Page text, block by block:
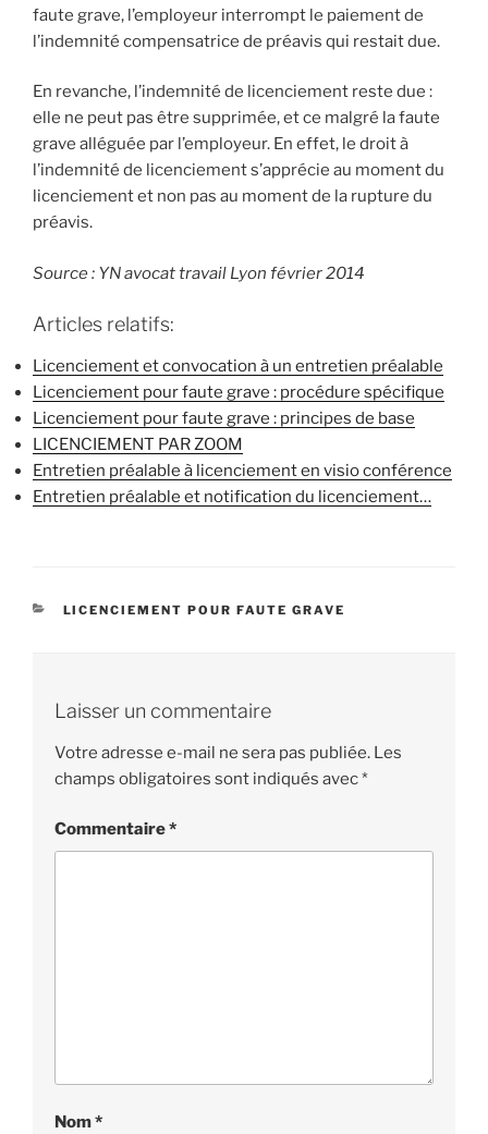
faute grave, l’employeur interrompt le paiement de
l’indemnité compensatrice de préavis qui restait due.
En revanche, l’indemnité de licenciement reste due :
elle ne peut pas être supprimée, et ce malgré la faute
grave alléguée par l’employeur. En effet, le droit à
l’indemnité de licenciement s’apprécie au moment du
licenciement et non pas au moment de la rupture du
préavis.
Source : YN avocat travail Lyon février 2014
Articles relatifs:
Licenciement et convocation à un entretien préalable
Licenciement pour faute grave : procédure spécifique
Licenciement pour faute grave : principes de base
LICENCIEMENT PAR ZOOM
Entretien préalable à licenciement en visio conférence
Entretien préalable et notification du licenciement…
CATÉGORIES
LICENCIEMENT POUR FAUTE GRAVE
Laisser un commentaire
Votre adresse e-mail ne sera pas publiée. Les
champs obligatoires sont indiqués avec*
Commentaire*
Nom*